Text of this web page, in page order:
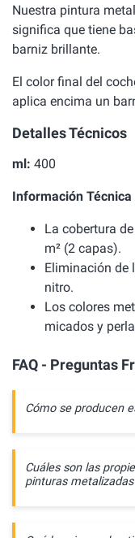
Nuestra pintura
significa que tiene
barniz brillante.
El color final del
aplica encima un
Detalles Técnicos
ml: 400
Información
La cobertura
m² (2 capas).
Eliminación de
nitro.
Los colores
micados y
FAQ - Preguntas
Cómo se producen
Cuáles son las
pinturas